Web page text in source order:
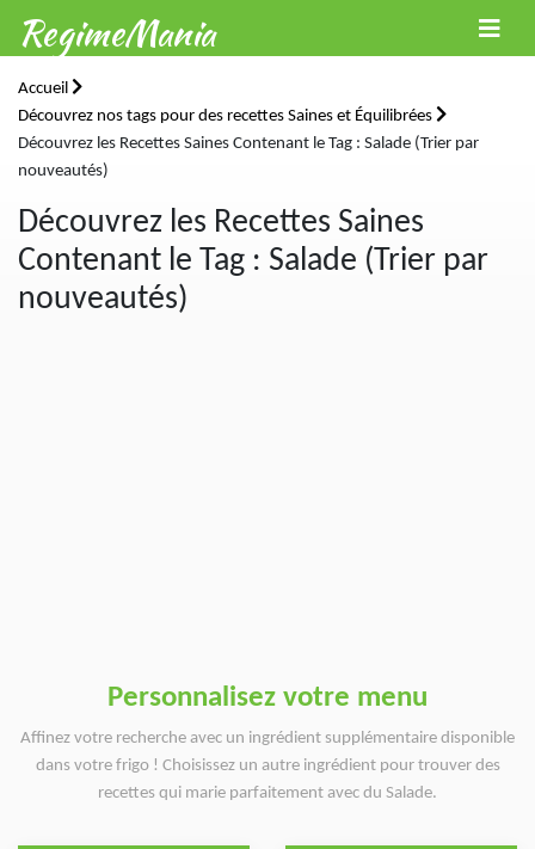
RegimeMania
Accueil
Découvrez nos tags pour des recettes Saines et Équilibrées
Découvrez les Recettes Saines Contenant le Tag : Salade (Trier par
nouveautés)
Découvrez les Recettes Saines
Contenant le Tag : Salade (Trier par
nouveautés)
Personnalisez votre menu
Affinez votre recherche avec un ingrédient supplémentaire disponible
dans votre frigo ! Choisissez un autre ingrédient pour trouver des
recettes qui marie parfaitement avec du Salade.